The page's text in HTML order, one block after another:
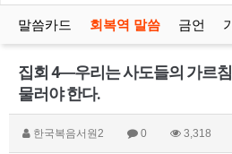
말씀카드 회복역 말씀 금언
집회 4―우리는 사도들의 가르
물러야 한다.
한국복음서원2 0 3,318